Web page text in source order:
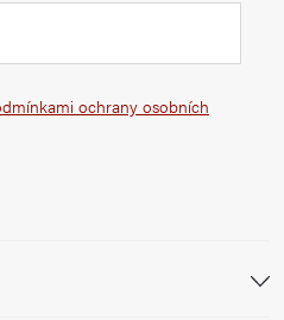
ochrany osobních